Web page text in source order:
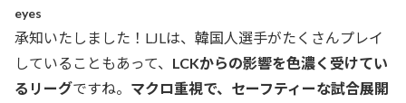
eyes
承知いたしました！LJLは、韓国人選手がたくさんプレイ
していることもあって、 LCKからの影響を色濃く受けてい
るリーグですね。 マクロ重視で、セーフティーな試合展開